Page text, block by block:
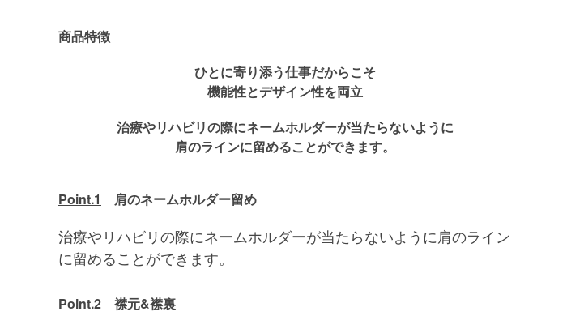
商品特徴
ひとに寄り添う仕事だからこそ
機能性とデザイン性を両立
治療やリハビリの際にネームホルダーが当たらないように
肩のラインに留めることができます。
Point.1 肩のネームホルダー留め
治療やリハビリの際にネームホルダーが当たらないように肩のライン
に留めることができます。
Point.2 襟元&襟裏